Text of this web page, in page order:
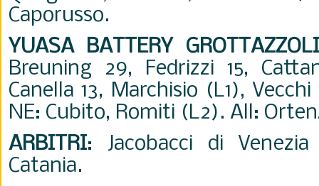
Caporusso.
YUASA BATTERY
Breuning 29, Fedrizzi 15,
Canella 13, Marchisio (L1),
NE: Cubito, Romiti (L2). All:
ARBITRI: Jacobacci di
Catania.